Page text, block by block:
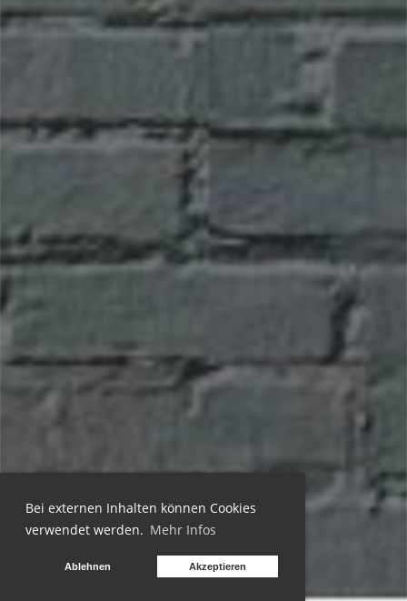
Bei externen Inhalten können Cookies
verwendet werden. Mehr Infos
Ablehnen Akzeptieren